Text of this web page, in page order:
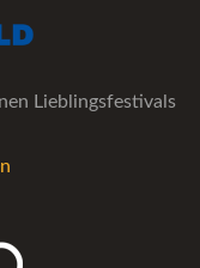
Lieblingsfestivals